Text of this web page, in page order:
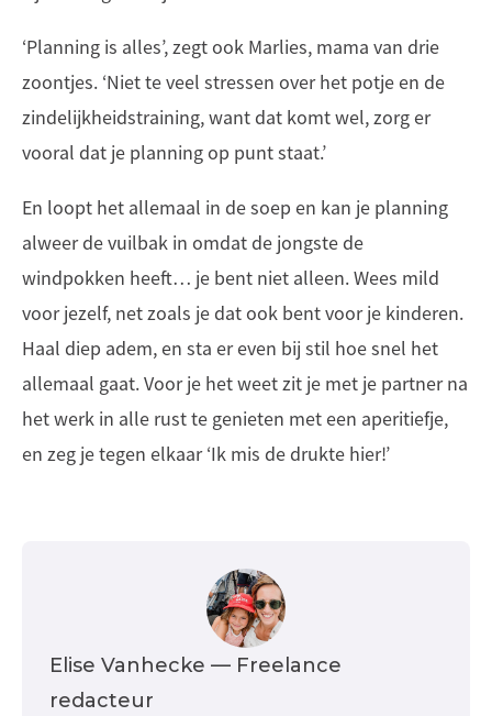
‘Planning is alles’, zegt ook Marlies, mama van drie
zoontjes. ‘Niet te veel stressen over het potje en de
zindelijkheidstraining, want dat komt wel, zorg er
vooral dat je planning op punt staat.’
En loopt het allemaal in de soep en kan je planning
alweer de vuilbak in omdat de jongste de
windpokken heeft… je bent niet alleen. Wees mild
voor jezelf, net zoals je dat ook bent voor je kinderen.
Haal diep adem, en sta er even bij stil hoe snel het
allemaal gaat. Voor je het weet zit je met je partner na
het werk in alle rust te genieten met een aperitiefje,
en zeg je tegen elkaar ‘Ik mis de drukte hier!’
Elise Vanhecke — Freelance
redacteur